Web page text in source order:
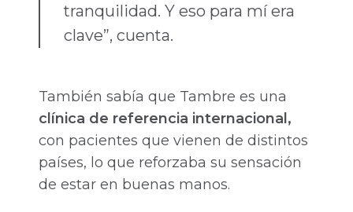
tranquilidad. Y eso para mí era
clave”, cuenta.
También sabía que Tambre es una
clínica de referencia internacional,
con pacientes que vienen de distintos
países, lo que reforzaba su sensación
de estar en buenas manos.